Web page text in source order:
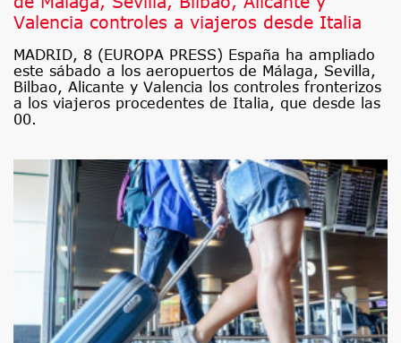
Valencia controles a viajeros desde Italia
MADRID, 8 (EUROPA PRESS) España ha ampliado
este sábado a los aeropuertos de Málaga, Sevilla,
Bilbao, Alicante y Valencia los controles fronterizos
a los viajeros procedentes de Italia, que desde las
00.